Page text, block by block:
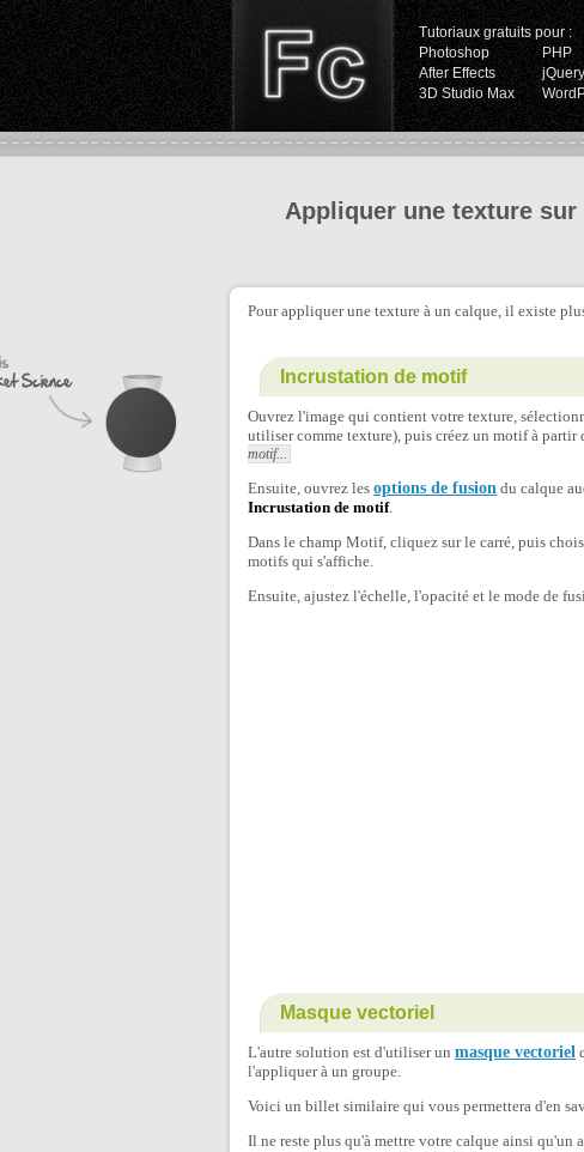
Tutoriaux gratuits pour :
Photoshop
PHP
After Effects
jQuery
3D Studio Max
Appliquer une texture
Pour appliquer une texture à un calque, il existe
Incrustation de motif
Ouvrez l'image qui contient votre texture,
utiliser comme texture), puis créez un motif à partir
motif...
Ensuite, ouvrez les options de fusion du calque
Incrustation de motif.
Dans le champ Motif, cliquez sur le carré, puis
motifs qui s'affiche.
Ensuite, ajustez l'échelle, l'opacité et le mode de
Masque vectoriel
L'autre solution est d'utiliser un masque vectoriel
l'appliquer à un groupe.
Voici un billet similaire qui vous permettera d'en
Il ne reste plus qu'à mettre votre calque ainsi qu'un